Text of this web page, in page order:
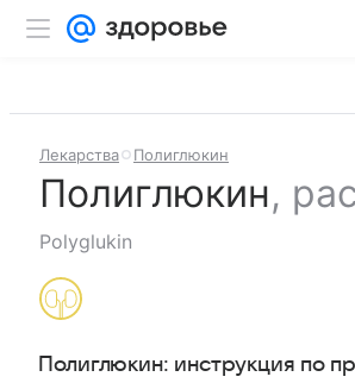
Лекарства Полиглюкин
Полиглюкин,
Polyglukin
Полиглюкин: инструкция по